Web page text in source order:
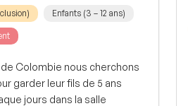
Enfants (3 – 12 ans)
Colombie nous cherchons
garder leur fils de 5 ans
jours dans la salle